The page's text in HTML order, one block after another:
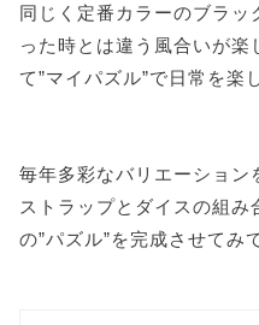
同じく定番カラーのブラッ
った時とは違う風合いが楽
て”マイパズル”で日常を楽
毎年多彩なバリエーション
ストラップとダイスの組
の”パズル”を完成させてみ